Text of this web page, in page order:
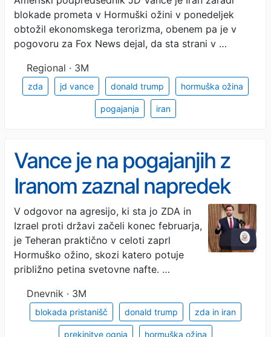
blokade prometa v Hormuški ožini v ponedeljek
obtožil ekonomskega terorizma, obenem pa je v
pogovoru za Fox News dejal, da sta strani v …
Regional · 3M
zda jd vance donald trump hormuška ožina
pogajanja iran
Vance je na pogajanjih z
Iranom zaznal napredek
V odgovor na agresijo, ki sta jo ZDA in
Izrael proti državi začeli konec februarja,
je Teheran praktično v celoti zaprl
Hormuško ožino, skozi katero potuje
približno petina svetovne nafte. …
Dnevnik · 3M
blokada pristanišč donald trump zda in iran
prekinitve ognja hormuška ožina